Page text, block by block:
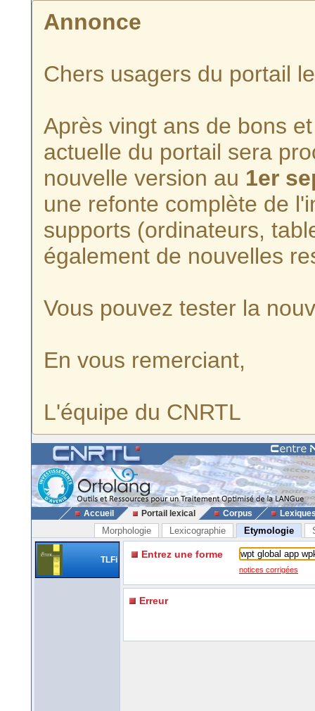
Annonce
Chers usagers du portail
Après vingt ans de bons
actuelle du portail sera
nouvelle version au 1er
une refonte complète de
supports (ordinateurs,
également de nouvelles
Vous pouvez tester la
En vous remerciant,
L'équipe du CNRTL
Accueil Portail lexical Corpus
Morphologie Lexicographie Etymologie
TLFi Entrez une forme
notices corrigées
Erreur